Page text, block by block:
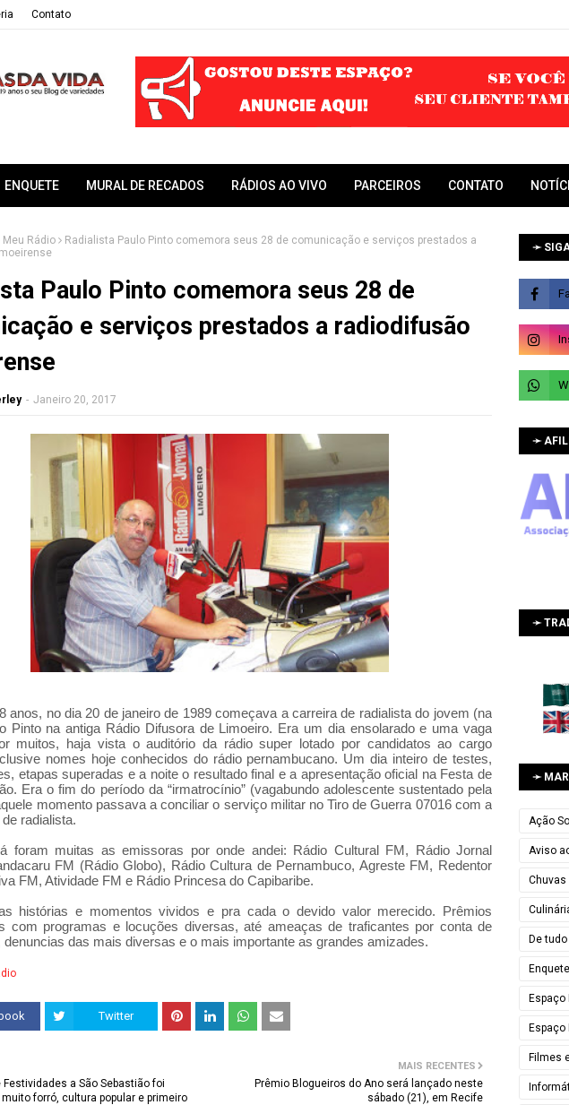
Contato
ENQUETE MURAL DE RECADOS RÁDIOS AO VIVO PARCEIROS CONTATO
Meu Rádio
Radialista Paulo Pinto comemora seus 28 de comunicação e serviços prestados a
Paulo Pinto comemora seus 28 de
e serviços prestados a radiodifusão
- Janeiro 20, 2017
anos, no dia 20 de janeiro de 1989 começava a carreira de radialista do jovem (na
Pinto na antiga Rádio Difusora de Limoeiro. Era um dia ensolarado e uma vaga
muitos, haja vista o auditório da rádio super lotado por candidatos ao cargo
nomes hoje conhecidos do rádio pernambucano. Um dia inteiro de testes,
etapas superadas e a noite o resultado final e a apresentação oficial na Festa de
Era o fim do período da “irmatrocínio” (vagabundo adolescente sustentado pela
momento passava a conciliar o serviço militar no Tiro de Guerra 07016 com a
radialista.
foram muitas as emissoras por onde andei: Rádio Cultural FM, Rádio Jornal
FM (Rádio Globo), Rádio Cultura de Pernambuco, Agreste FM, Redentor
FM, Atividade FM e Rádio Princesa do Capibaribe.
histórias e momentos vividos e pra cada o devido valor merecido. Prêmios
com programas e locuções diversas, até ameaças de traficantes por conta de
denuncias das mais diversas e o mais importante as grandes amizades.
Twitter
MAIS RECENTES
Prêmio Blogueiros do Ano será lançado neste
sábado (21), em Recife
Festividades a São Sebastião foi
forró, cultura popular e primeiro
➛
➛
➛
➛
Ação
Aviso
Chuvas
De
Enquete
Espaço
Espaço
Filmes